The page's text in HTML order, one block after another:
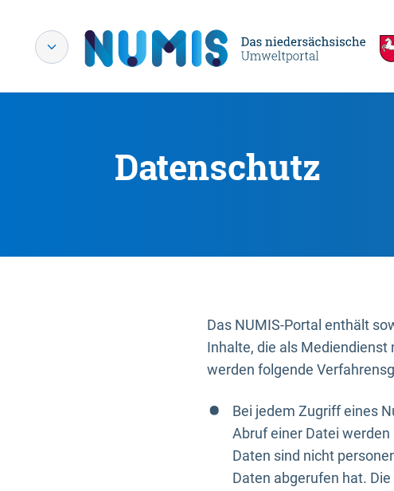
Datenschutz
Das NUMIS-Portal enthält
Inhalte, die als
werden folgende
Bei jedem Zugriff eines
Abruf einer Datei
Daten sind nicht
Daten abgerufen hat.